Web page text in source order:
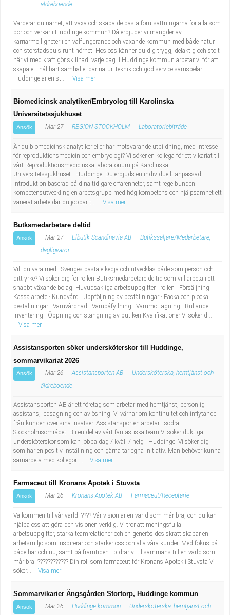
äldreboende
Värderar du närhet, att växa och skapa de bästa förutsättningarna för alla som
bor och verkar i Huddinge kommun? Då erbjuder vi mängder av
karriärmöjligheter i en välfungerande och växande kommun med både natur
och storstadspuls runt hörnet. Hos oss känner du dig trygg, delaktig och stolt
när vi med kraft gör skillnad, varje dag. I Huddinge kommun arbetar vi för att
skapa ett hållbart samhälle, där natur, teknik och god service samspelar.
Huddinge är en st...
Visa mer
Biomedicinsk analytiker/Embryolog till Karolinska
Universitetssjukhuset
Ansök Mar 27 REGION STOCKHOLM Laboratoriebiträde
Är du biomedicinsk analytiker eller har motsvarande utbildning, med intresse
för reproduktionsmedicin och embryologi? Vi söker en kollega för ett vikariat till
vårt Reproduktionsmedicinska laboratorium på Karolinska
Universitetssjukhuset i Huddinge! Du erbjuds en individuellt anpassad
introduktion baserad på dina tidigare erfarenheter, samt regelbunden
kompetensutveckling en arbetsgrupp med hög kompetens och hjälpsamhet ett
varierat arbete där du jobbar t...
Visa mer
Butksmedarbetare deltid
Ansök Mar 27 Elbutik Scandinavia AB
Butikssäljare/Medarbetare,
dagligvaror
Vill du vara med i Sveriges bästa elkedja och utvecklas både som person och i
ditt yrke? Vi söker dig för rollen Butiksmedarbetare deltid som vill arbeta i ett
snabbt växande bolag. Huvudsakliga arbetsuppgifter i rollen · Försäljning ·
Kassa arbete · Kundvård · Uppföljning av beställningar · Packa och plocka
beställningar · Varuvårdnad · Varupåfyllning · Varumottagning · Rullande
inventering · Öppning och stängning av butiken Kvalifikationer Vi söker di...
Visa mer
Assistansporten söker undersköterskor till Huddinge,
sommarvikariat 2026
Ansök Mar 26 Assistansporten AB
Undersköterska, hemtjänst och
äldreboende
Assistansporten AB är ett företag som arbetar med hemtjänst, personlig
assistans, ledsagning och avlösning. Vi värnar om kontinuitet och inflytande
från kunden över sina insatser. Assistansporten arbetar i södra
Stockholmsområdet. Bli en del av vårt fantastiska team Vi söker duktiga
undersköterskor som kan jobba dag / kväll / helg i Huddinge. Vi söker dig
som har en positiv inställning och gärna tar egna initiativ. Man behöver kunna
samarbeta med kollegor ...
Visa mer
Farmaceut till Kronans Apotek i Stuvsta
Ansök Mar 26 Kronans Apotek AB Farmaceut/Receptarie
Välkommen till vår värld! ???? Vår vision är en värld som mår bra, och du kan
hjälpa oss att göra den visionen verklig. Vi tror att meningsfulla
arbetsuppgifter, starka teamrelationer och en generös dos skratt skapar en
arbetsmiljö som inspirerar och stärker oss och alla våra kunder. Med fokus på
både här och nu, samt på framtiden - bidrar vi tillsammans till en värld som
mår bra! ???????????? Din roll som farmaceut för Kronans Apotek i Stuvsta Vi
söker...
Visa mer
Sommarvikarier Ängsgården Stortorp, Huddinge kommun
Ansök Mar 26 Huddinge kommun
Undersköterska, hemtjänst och